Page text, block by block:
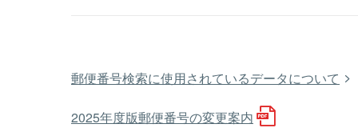
郵便番号検索に使用されているデータについて
2025年度版郵便番号の変更案内